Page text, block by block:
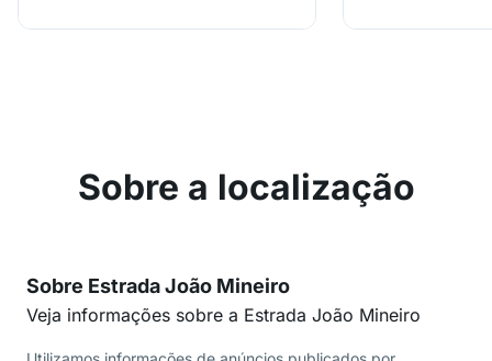
Sobre a localização
Sobre Estrada João Mineiro
Veja informações sobre a Estrada João Mineiro